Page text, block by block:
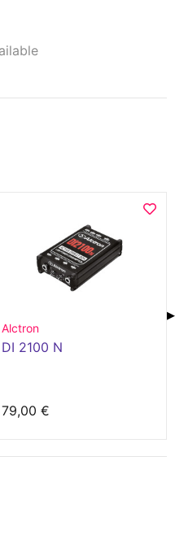
Alctron
DI 2100 N
79,00 €
▶